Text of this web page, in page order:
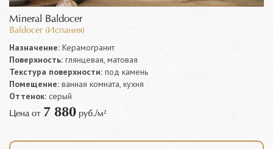
Mineral Baldocer
Baldocer (Испания)
Назначение: Керамогранит
Поверхность: глянцевая, матовая
Текстура поверхности: под камень
Помещение: ванная комната, кухня
Оттенок: серый
Цена от 7 880 руб./м²